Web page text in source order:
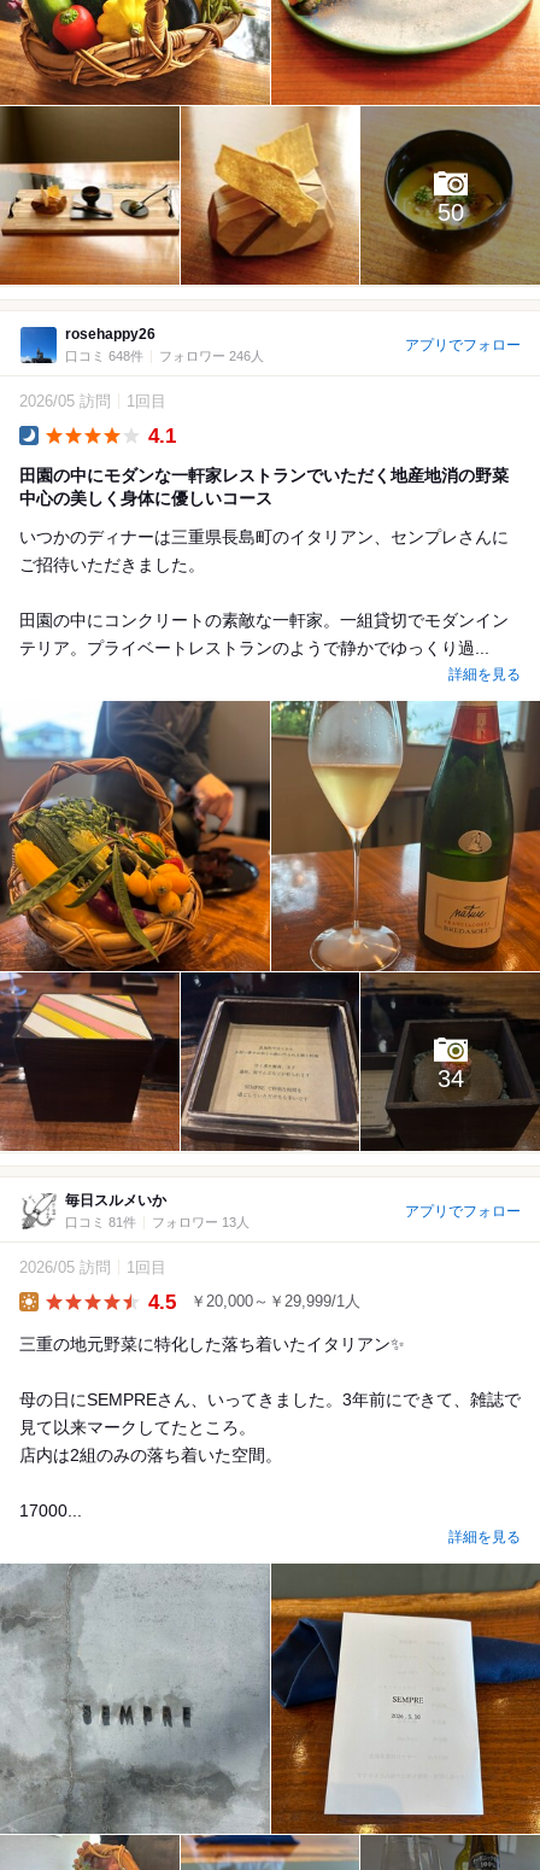
50
rosehappy26
口コミ 648件 フォロワー 246人
アプリでフォロー
2026/05 訪問 1回目
4.1
田園の中にモダンな一軒家レストランでいただく地産地消の野菜
中心の美しく身体に優しいコース
いつかのディナーは三重県長島町のイタリアン、センプレさんに
ご招待いただきました。
田園の中にコンクリートの素敵な一軒家。一組貸切でモダンイン
テリア。プライベートレストランのようで静かでゆっくり過...
詳細を見る
34
毎日スルメいか
口コミ 81件 フォロワー 13人
アプリでフォロー
2026/05 訪問 1回目
4.5 ￥20,000～￥29,999/1人
三重の地元野菜に特化した落ち着いたイタリアン✨
母の日にSEMPREさん、いってきました。3年前にできて、雑誌で
見て以来マークしてたところ。
店内は2組のみの落ち着いた空間。
17000...
詳細を見る